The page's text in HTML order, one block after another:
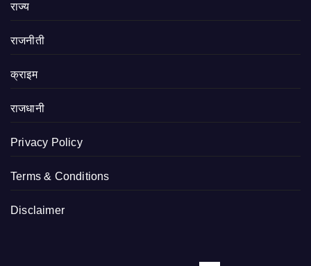
राज्य
राजनीती
क्राइम
राजधानी
Privacy Policy
Terms & Conditions
Disclaimer